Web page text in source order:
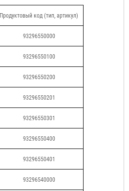
Продуктовый код (тип, артикул)
93296550000
93296550100
93296550200
93296550201
93296550301
93296550400
93296550401
93296540000